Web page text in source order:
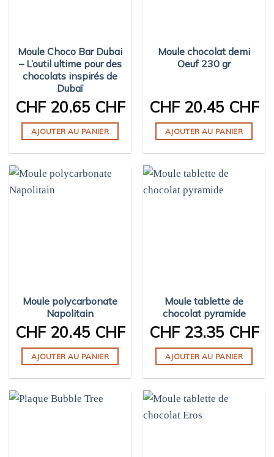
Moule Choco Bar Dubai
– L’outil ultime pour des
chocolats inspirés de
Dubaï
CHF20.65 CHF
AJOUTER AU PANIER
Moule chocolat demi
Oeuf 230 gr
CHF20.45 CHF
AJOUTER AU PANIER
Moule polycarbonate
Napolitain
CHF20.45 CHF
AJOUTER AU PANIER
Moule tablette de
chocolat pyramide
CHF23.35 CHF
AJOUTER AU PANIER